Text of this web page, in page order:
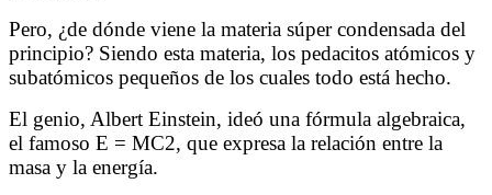
Pero, ¿de dónde viene la materia súper condensada del
principio? Siendo esta materia, los pedacitos atómicos y
subatómicos pequeños de los cuales todo está hecho.
El genio, Albert Einstein, ideó una fórmula algebraica,
el famoso E = MC2, que expresa la relación entre la
masa y la energía.